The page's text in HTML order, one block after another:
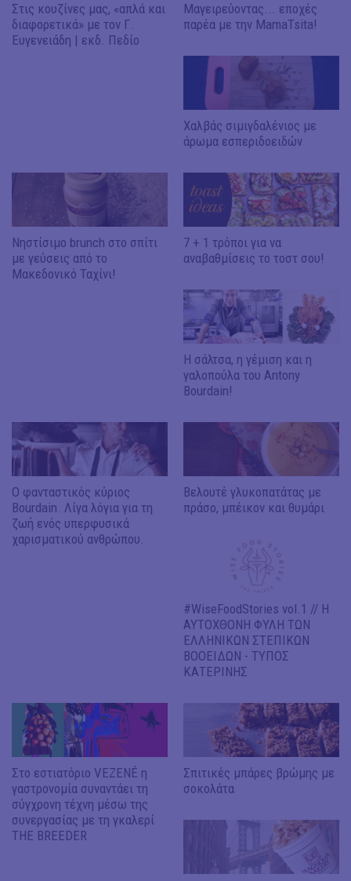
Στις κουζίνες μας, «απλά και
διαφορετικά» με τον Γ.
Ευγενειάδη | εκδ. Πεδίο
Μαγειρεύοντας... εποχές
παρέα με την MamaTsita!
Χαλβάς σιμιγδαλένιος με
άρωμα εσπεριδοειδών
Νηστίσιμο brunch στο σπίτι
με γεύσεις από το
Μακεδονικό Ταχίνι!
7 + 1 τρόποι για να
αναβαθμίσεις το τοστ σου!
Η σάλτσα, η γέμιση και η
γαλοπούλα του Antony
Bourdain!
Ο φανταστικός κύριος
Bourdain. Λίγα λόγια για τη
ζωή ενός υπερφυσικά
χαρισματικού ανθρώπου.
Βελουτέ γλυκοπατάτας με
πράσο, μπέικον και θυμάρι
#WiseFoodStories vol.1 // Η
ΑΥΤΟΧΘΟΝΗ ΦΥΛΗ ΤΩΝ
ΕΛΛΗΝΙΚΩΝ ΣΤΕΠΙΚΩΝ
ΒΟΟΕΙΔΩΝ - ΤΥΠΟΣ
ΚΑΤΕΡΙΝΗΣ
Στο εστιατόριο VEZENÉ η
γαστρονομία συναντάει τη
σύγχρoνη τέχνη μέσω της
συνεργασίας με τη γκαλερί
THE BREEDER
Σπιτικές μπάρες βρώμης με
σοκολάτα